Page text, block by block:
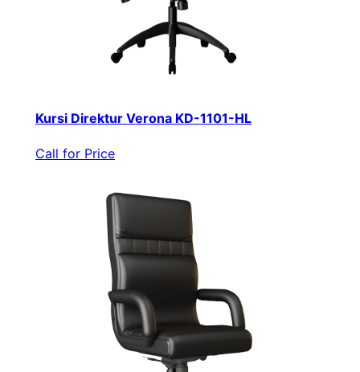
Kursi Direktur Verona KD-1101-HL
Call for Price